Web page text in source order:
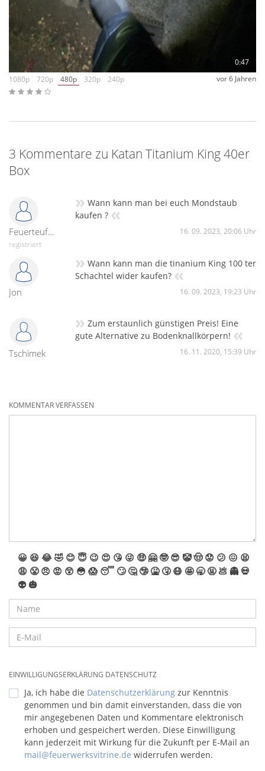
Lidl Flash Bangs, doch der Knall ist deutlich besser.
0:47
1080p
720p 480p 320p 240p vor 6 Jahren
3 Kommentare zu Katan Titanium King 40er
Box
Feuerteufel 10.0
registriert
» Wann kann man bei euch Mondstaub
kaufen ? «
16. 09. 2023, 20:06 Uhr
Jon
» Wann kann man die tinanium King 100 ter
Schachtel wider kaufen? «
16. 09. 2023, 19:23 Uhr
Tschimek
» Zum erstaunlich günstigen Preis! Eine
gute Alternative zu Bodenknallkörpern! «
16. 11. 2020, 15:39 Uhr
KOMMENTAR VERFASSEN
😀 😆 😂🤣 😊 😇 😉 😍 😘 😜 🤑 🤗 🤓 😎 🤡🤠 😟 😕 😖 😫
😩 😤 😠 😡 😲 😳 😱 😴 🙄 🤔 🤥 🤮 🤧 😷 🤩 🥱 🤬 💩 👻 💀
👽 🎃
EINWILLIGUNGSERKLÄRUNG DATENSCHUTZ
Ja, ich habe die Datenschutzerklärung zur Kenntnis
genommen und bin damit einverstanden, dass die von
mir angegebenen Daten und Kommentare elektronisch
erhoben und gespeichert werden. Diese Einwilligung
kann jederzeit mit Wirkung für die Zukunft per E-Mail an
mail@feuerwerksvitrine.de widerrufen werden.